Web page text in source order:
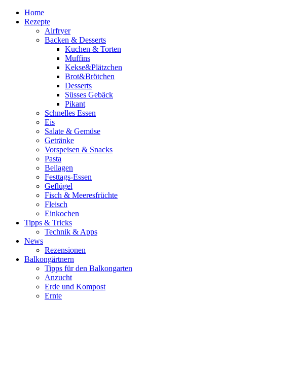
Home
Rezepte
Airfryer
Backen & Desserts
Kuchen & Torten
Muffins
Kekse&Plätzchen
Brot&Brötchen
Desserts
Süsses Gebäck
Pikant
Schnelles Essen
Eis
Salate & Gemüse
Getränke
Vorspeisen & Snacks
Pasta
Beilagen
Festtags-Essen
Geflügel
Fisch & Meeresfrüchte
Fleisch
Einkochen
Tipps & Tricks
Technik & Apps
News
Rezensionen
Balkongärtnern
Tipps für den Balkongarten
Anzucht
Erde und Kompost
Ernte